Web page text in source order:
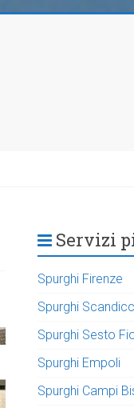
Servizi
Spurghi Firenze
Spurghi
Spurghi Sesto
Spurghi Empoli
Spurghi Campi